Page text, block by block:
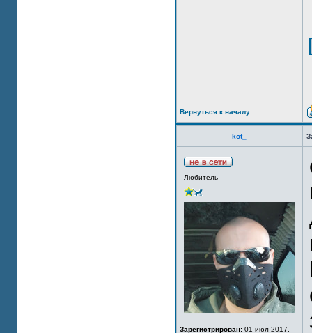
Вернуться к началу
kot_
Любитель
Зарегистрирован: 01 июл 2017,